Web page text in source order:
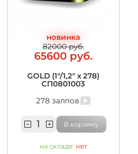
новинка
82000 руб.
65600 руб.
GOLD (1"/1,2" х 278)
СП0801003
278 залпов
В корзину
на складе: нет